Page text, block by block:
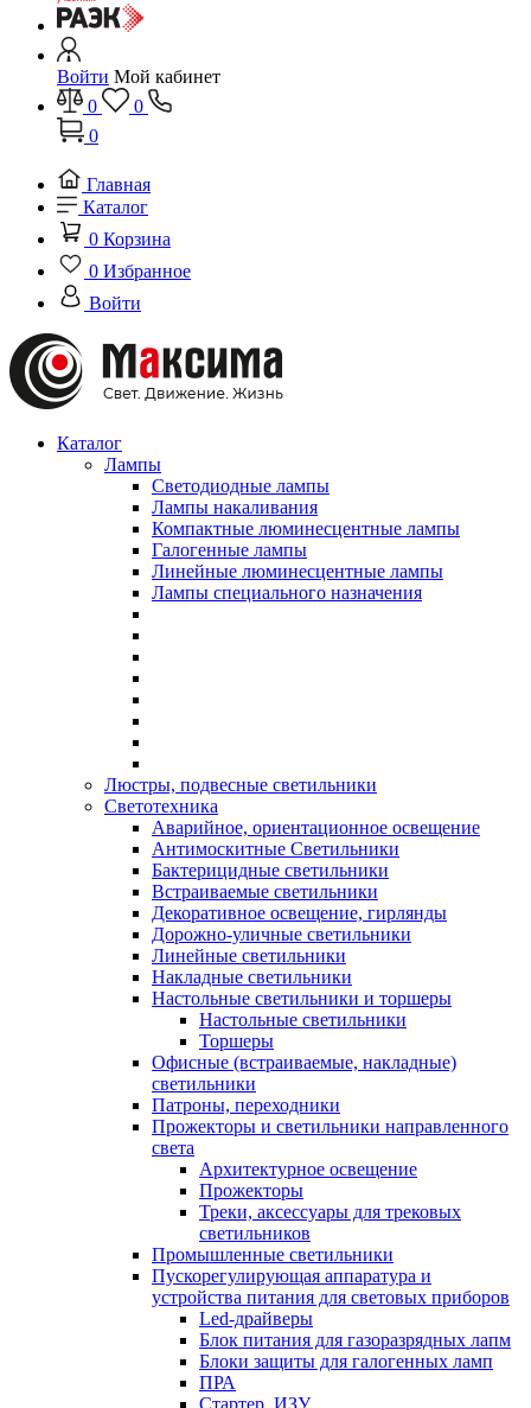
Войти Мой кабинет
0
0
0
Главная
Каталог
0 Корзина
0 Избранное
Войти
Каталог
Лампы
Светодиодные лампы
Лампы накаливания
Компактные люминесцентные лампы
Галогенные лампы
Линейные люминесцентные лампы
Лампы специального назначения
Люстры, подвесные светильники
Светотехника
Аварийное, ориентационное освещение
Антимоскитные Светильники
Бактерицидные светильники
Встраиваемые светильники
Декоративное освещение, гирлянды
Дорожно-уличные светильники
Линейные светильники
Накладные светильники
Настольные светильники и торшеры
Настольные светильники
Торшеры
Офисные (встраиваемые, накладные)
светильники
Патроны, переходники
Прожекторы и светильники направленного
света
Архитектурное освещение
Прожекторы
Треки, аксессуары для трековых
светильников
Промышленные светильники
Пускорегулирующая аппаратура и
устройства питания для световых приборов
Led-драйверы
Блок питания для газоразрядных лапм
Блоки защиты для галогенных ламп
ПРА
Стартер, ИЗУ